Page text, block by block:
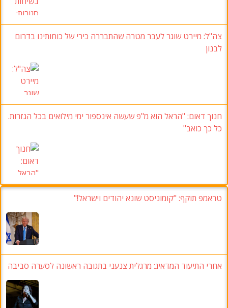
צה"ל: מיירט שוגר לעבר מטרה שהתבררה כירי של כוחותינו בדרום
לבנון
חנוך דאום: "הראל הוא מ"פ שעשה אינספור ימי מילואים בכל הגזרות.
כל כך כואב"
טראמפ תוקף: "קומוניסט שונא יהודים וישראל!"
אחרי התיעוד המדאיג: מרגלית צנעני בתגובה ראשונה לסערה סביבה